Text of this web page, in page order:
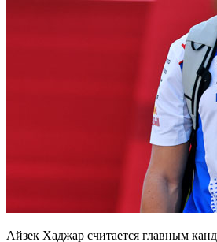
Айзек Хаджар считается главным